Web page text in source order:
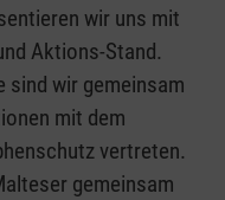
wir uns mit
Aktions-Stand.
sind wir gemeinsam
mit dem
vertreten.
gemeinsam